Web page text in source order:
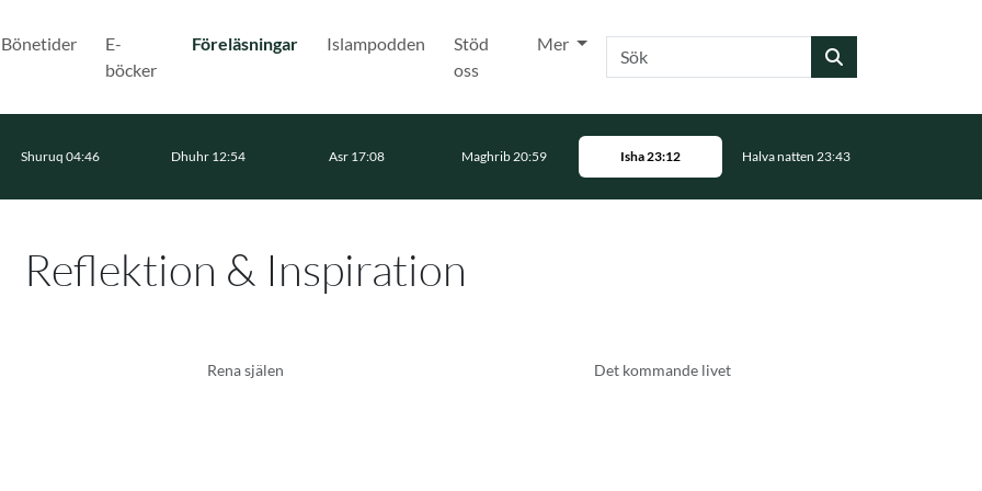
Bönetider
E-
böcker
Föreläsningar(Nuvarande)
Islampodden
Stöd
oss
Mer Sök
Shuruq 04:46 Dhuhr 12:54 Asr 17:08 Maghrib 20:59 Isha 23:12 Halva natten 23:43
Reflektion & Inspiration
Rena själen Det kommande livet